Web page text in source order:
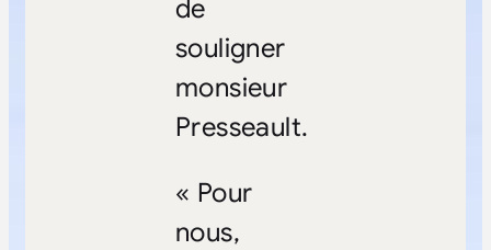
de
souligner
monsieur
Presseault.
« Pour
nous,